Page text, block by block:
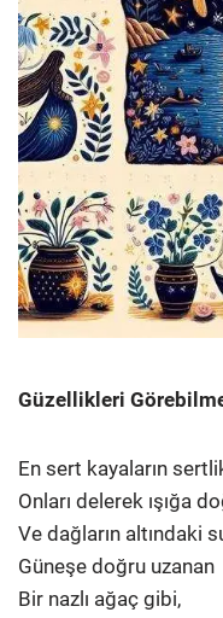
Güzellikleri
En sert kayaların
Onları delerek ışığa
Ve dağların altındaki
Güneşe doğru uzanan
Bir nazlı ağaç gibi,